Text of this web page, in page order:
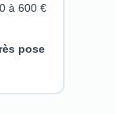
à 600 €
pose